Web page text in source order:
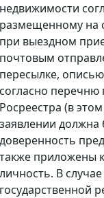
недвижимости
размещенному на
при выездном
почтовым
пересылке,
согласно
Росреестра (в
заявлении должна
доверенность
также приложены
личность. В
государственной